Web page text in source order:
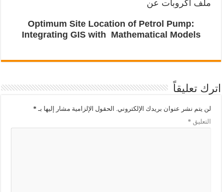
ملف اكروبات عن
Optimum Site Location of Petrol Pump:
Integrating GIS with Mathematical Models
اترك تعليقاً
لن يتم نشر عنوان بريدك الإلكتروني. الحقول الإلزامية مشار إليها بـ *
التعليق *